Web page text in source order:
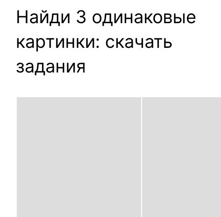
Найди 3 одинаковые
картинки: скачать
задания